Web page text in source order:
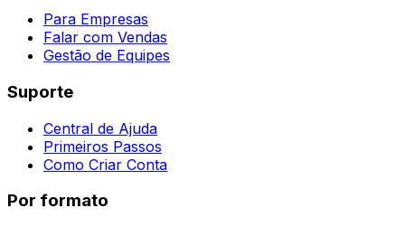
Para Empresas
Falar com Vendas
Gestão de Equipes
Suporte
Central de Ajuda
Primeiros Passos
Como Criar Conta
Por formato